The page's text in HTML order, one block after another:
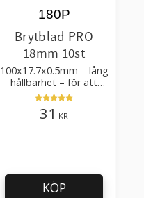
Brytblad PRO
18mm 10st
100x17.7x0.5mm – lång
hållbarhet – för att
skära kartong, tapet
och golvmaterial
180P
31 KR
KÖP